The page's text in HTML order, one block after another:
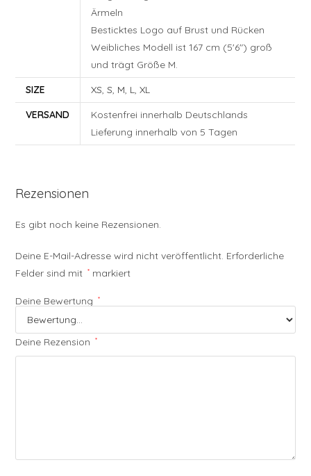
Ärmeln
Besticktes Logo auf Brust und Rücken
Weibliches Modell ist 167 cm (5'6") groß
und trägt Größe M.
SIZE
XS,S, M, L,XL
VERSAND
Kostenfrei innerhalb Deutschlands
Lieferung innerhalb von 5 Tagen
Rezensionen
Es gibt noch keine Rezensionen.
Deine E-Mail-Adresse wird nicht veröffentlicht. Erforderliche
Felder sind mit * markiert
Deine Bewertung *
Deine Rezension *